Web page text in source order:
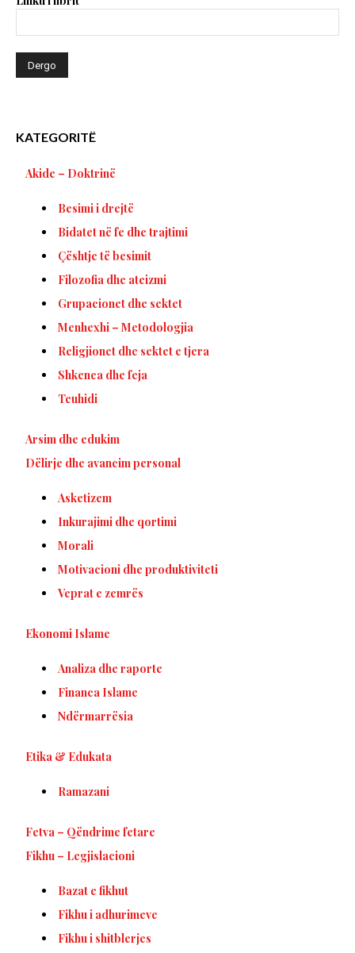
KATEGORITË
Akide – Doktrinë
Besimi i drejtë
Bidatet në fe dhe trajtimi
Çështje të besimit
Filozofia dhe ateizmi
Grupacionet dhe sektet
Menhexhi – Metodologjia
Religjionet dhe sektet e tjera
Shkenca dhe feja
Teuhidi
Arsim dhe edukim
Dëlirje dhe avancim personal
Asketizem
Inkurajimi dhe qortimi
Morali
Motivacioni dhe produktiviteti
Veprat e zemrës
Ekonomi Islame
Analiza dhe raporte
Financa Islame
Ndërmarrësia
Etika & Edukata
Ramazani
Fetva – Qëndrime fetare
Fikhu – Legjislacioni
Bazat e fikhut
Fikhu i adhurimeve
Fikhu i shitblerjes